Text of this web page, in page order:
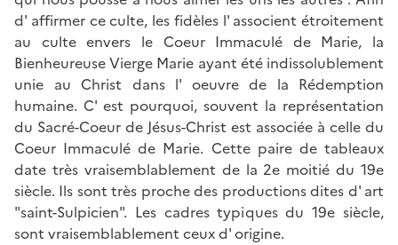
d' affirmer ce culte, les fidèles l' associent étroitement
au culte envers le Coeur Immaculé de Marie, la
Bienheureuse Vierge Marie ayant été indissolublement
unie au Christ dans l' oeuvre de la Rédemption
humaine. C' est pourquoi, souvent la représentation
du Sacré-Coeur de Jésus-Christ est associée à celle du
Coeur Immaculé de Marie. Cette paire de tableaux
date très vraisemblablement de la 2e moitié du 19e
siècle. Ils sont très proche des productions dites d' art
"saint-Sulpicien". Les cadres typiques du 19e siècle,
sont vraisemblablement ceux d' origine.